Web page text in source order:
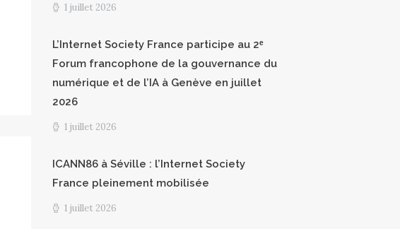
1 juillet 2026
L’Internet Society France participe au 2ᵉ
Forum francophone de la gouvernance du
numérique et de l’IA à Genève en juillet
2026
1 juillet 2026
ICANN86 à Séville : l’Internet Society
France pleinement mobilisée
1 juillet 2026